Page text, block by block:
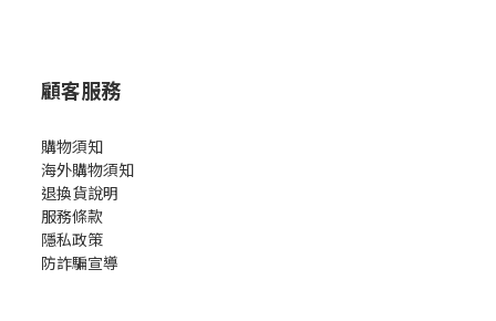
顧客服務
購物須知
海外購物須知
退換貨說明
服務條款
隱私政策
防詐騙宣導